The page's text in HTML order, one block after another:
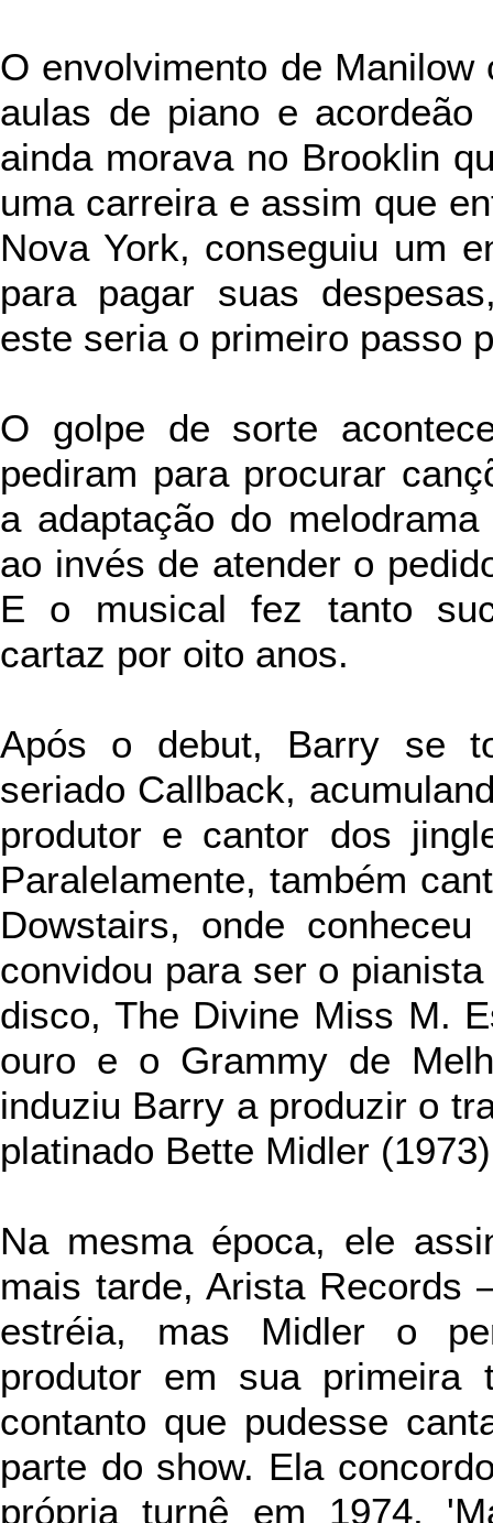
O envolvimento de
aulas de piano e
ainda morava no Brooklin
uma carreira e assim que
Nova York, conseguiu um
para pagar suas
este seria o primeiro passo
O golpe de sorte
pediram para procurar
a adaptação do
ao invés de atender o
E o musical fez tanto
cartaz por oito anos.
Após o debut, Barry se
seriado Callback,
produtor e cantor dos
Paralelamente, também
Dowstairs, onde
convidou para ser o
disco, The Divine Miss M.
ouro e o Grammy de
induziu Barry a produzir o
platinado Bette Midler
Na mesma época, ele
mais tarde, Arista
estréia, mas Midler o
produtor em sua primeira
contanto que pudesse
parte do show. Ela
própria turnê em 1974,